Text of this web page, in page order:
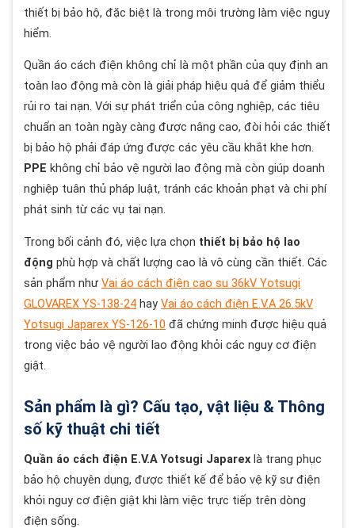
thiết bị bảo hộ, đặc biệt là trong môi trường làm việc nguy
hiểm.
Quần áo cách điện không chỉ là một phần của quy định an
toàn lao động mà còn là giải pháp hiệu quả để giảm thiểu
rủi ro tai nạn. Với sự phát triển của công nghiệp, các tiêu
chuẩn an toàn ngày càng được nâng cao, đòi hỏi các thiết
bị bảo hộ phải đáp ứng được các yêu cầu khắt khe hơn.
PPE không chỉ bảo vệ người lao động mà còn giúp doanh
nghiệp tuân thủ pháp luật, tránh các khoản phạt và chi phí
phát sinh từ các vụ tai nạn.
Trong bối cảnh đó, việc lựa chọn thiết bị bảo hộ lao
động phù hợp và chất lượng cao là vô cùng cần thiết. Các
sản phẩm như Vai áo cách điện cao su 36kV Yotsugi
GLOVAREX YS-138-24 hay Vai áo cách điện E.V.A 26.5kV
Yotsugi Japarex YS-126-10 đã chứng minh được hiệu quả
trong việc bảo vệ người lao động khỏi các nguy cơ điện
giật.
Sản phẩm là gì? Cấu tạo, vật liệu & Thông
số kỹ thuật chi tiết
Quần áo cách điện E.V.A Yotsugi Japarex là trang phục
bảo hộ chuyên dụng, được thiết kế để bảo vệ kỹ sư điện
khỏi nguy cơ điện giật khi làm việc trực tiếp trên dòng
điện sống.